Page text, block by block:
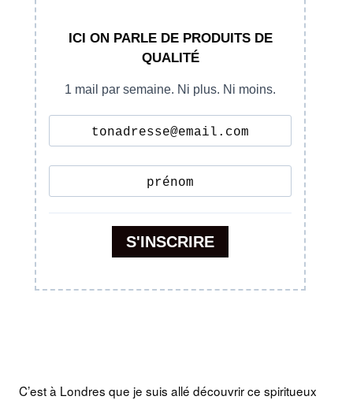
C’est à Londres que je suis allé découvrir ce spiritueux